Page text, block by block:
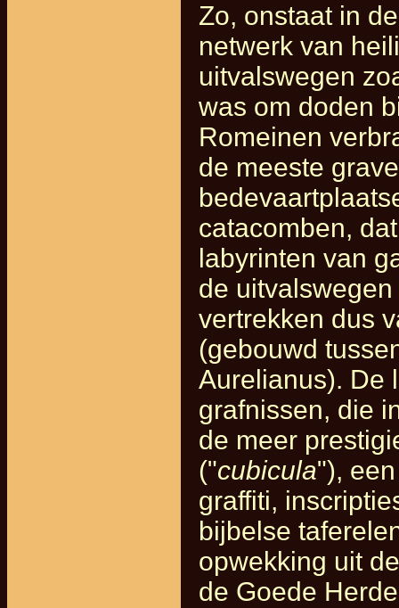
Zo, onstaat in
netwerk van
uitvalswegen
was om doden
Romeinen
de meeste
catacomben,
labyrinten van
de
vertrekken dus
(gebouwd
Aurelianus). De
grafnissen, die
de meer
("cubicula"),
graffiti,
bijbelse
opwekking uit
de Goede